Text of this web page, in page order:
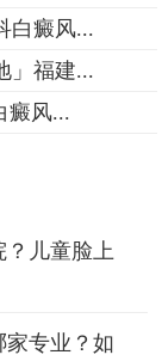
白癜风...
」福建...
癜风...
儿童脸上
家专业？如